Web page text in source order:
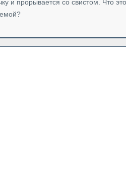
и прорывается со свистом. Что